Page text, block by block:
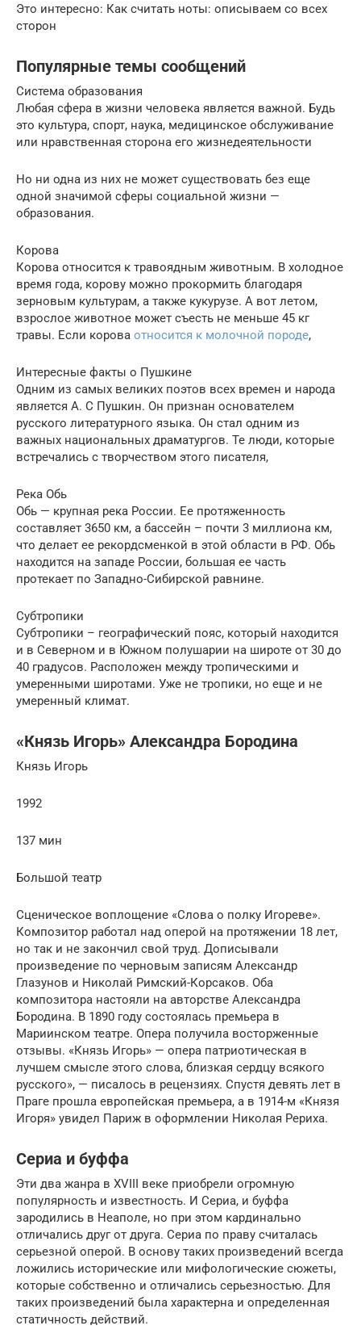
Это интересно: Как считать ноты: описываем со всех
сторон
Популярные темы сообщений
Система образования
Любая сфера в жизни человека является важной. Будь
это культура, спорт, наука, медицинское обслуживание
или нравственная сторона его жизнедеятельности
Но ни одна из них не может существовать без еще
одной значимой сферы социальной жизни —
образования.
Корова
Корова относится к травоядным животным. В холодное
время года, корову можно прокормить благодаря
зерновым культурам, а также кукурузе. А вот летом,
взрослое животное может съесть не меньше 45 кг
травы. Если корова относится к молочной породе,
Интересные факты о Пушкине
Одним из самых великих поэтов всех времен и народа
является А. С Пушкин. Он признан основателем
русского литературного языка. Он стал одним из
важных национальных драматургов. Те люди, которые
встречались с творчеством этого писателя,
Река Обь
Обь — крупная река России. Ее протяженность
составляет 3650 км, а бассейн – почти 3 миллиона км,
что делает ее рекордсменкой в этой области в РФ. Обь
находится на западе России, большая ее часть
протекает по Западно-Сибирской равнине.
Субтропики
Субтропики – географический пояс, который находится
и в Северном и в Южном полушарии на широте от 30 до
40 градусов. Расположен между тропическими и
умеренными широтами. Уже не тропики, но еще и не
умеренный климат.
«Князь Игорь» Александра Бородина
Князь Игорь
1992
137 мин
Большой театр
Сценическое воплощение «Слова о полку Игореве».
Композитор работал над оперой на протяжении 18 лет,
но так и не закончил свой труд. Дописывали
произведение по черновым записям Александр
Глазунов и Николай Римский-Корсаков. Оба
композитора настояли на авторстве Александра
Бородина. В 1890 году состоялась премьера в
Мариинском театре. Опера получила восторженные
отзывы. «Князь Игорь» — опера патриотическая в
лучшем смысле этого слова, близкая сердцу всякого
русского», — писалось в рецензиях. Спустя девять лет в
Праге прошла европейская премьера, а в 1914-м «Князя
Игоря» увидел Париж в оформлении Николая Рериха.
Сериа и буффа
Эти два жанра в XVIII веке приобрели огромную
популярность и известность. И Сериа, и буффа
зародились в Неаполе, но при этом кардинально
отличались друг от друга. Сериа по праву считалась
серьезной оперой. В основу таких произведений всегда
ложились исторические или мифологические сюжеты,
которые собственно и отличались серьезностью. Для
таких произведений была характерна и определенная
статичность действий.